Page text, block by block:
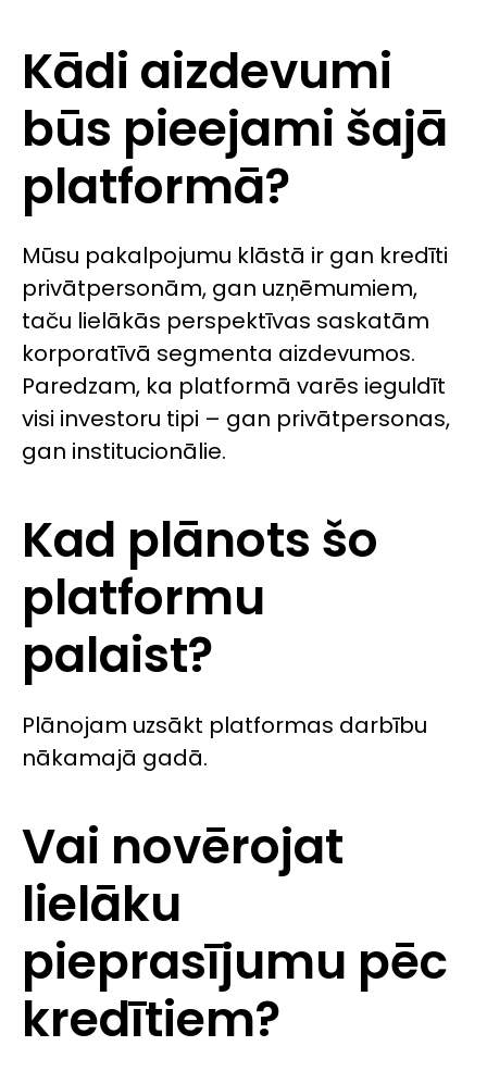
Kādi aizdevumi
būs pieejami šajā
platformā?
Mūsu pakalpojumu klāstā ir gan kredīti
privātpersonām, gan uzņēmumiem,
taču lielākās perspektīvas saskatām
korporatīvā segmenta aizdevumos.
Paredzam, ka platformā varēs ieguldīt
visi investoru tipi – gan privātpersonas,
gan institucionālie.
Kad plānots šo
platformu
palaist?
Plānojam uzsākt platformas darbību
nākamajā gadā.
Vai novērojat
lielāku
pieprasījumu pēc
kredītiem?